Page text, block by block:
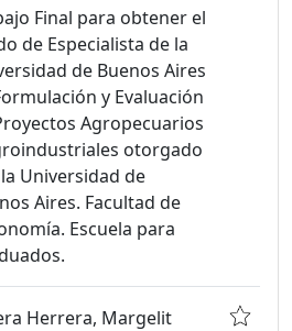
Final para obtener el
de Especialista de la
de Buenos Aires
y Evaluación
Agropecuarios
otorgado
Universidad de
Aires. Facultad de
Escuela para
Herrera, Margelit